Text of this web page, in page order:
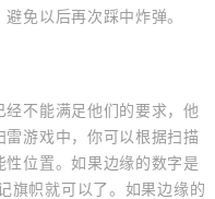
免以后再次踩中炸弹。
不能满足他们的要求，他
游戏中，你可以根据扫描
位置。如果边缘的数字是
旗帜就可以了。如果边缘的